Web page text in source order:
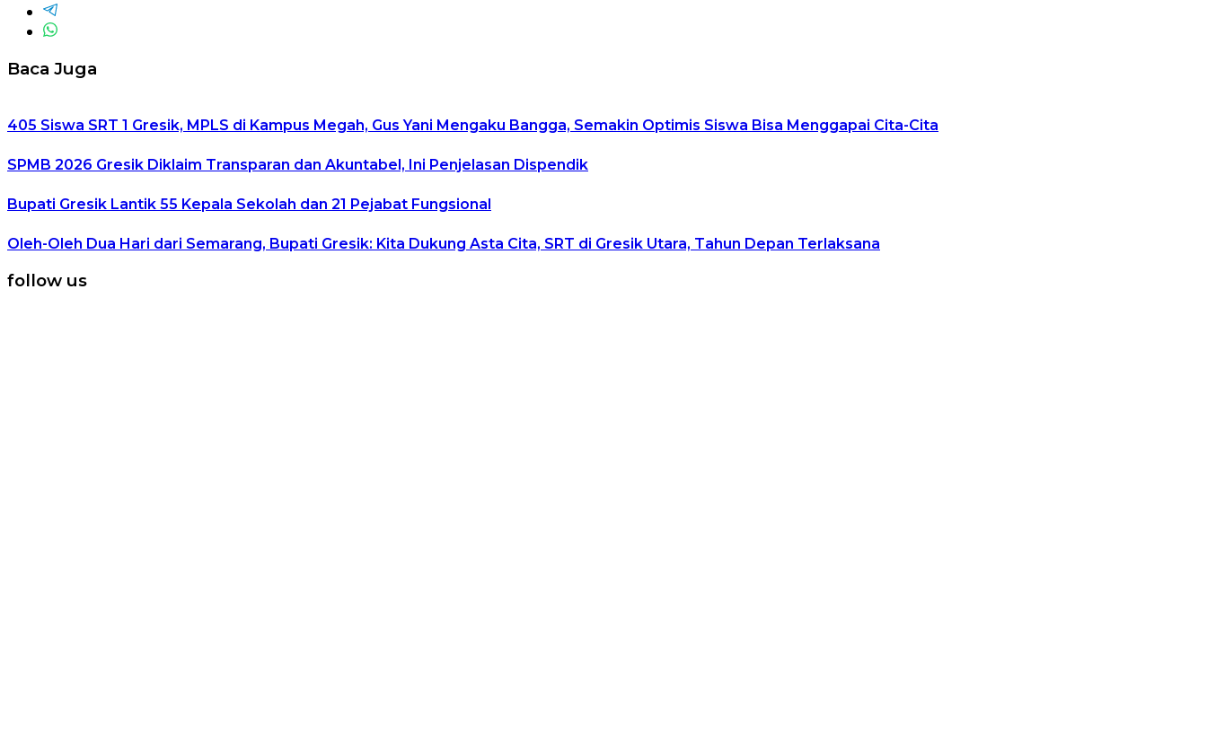
Baca Juga
405 Siswa SRT 1 Gresik, MPLS di Kampus Megah, Gus Yani Mengaku Bangga, Semakin Optimis Siswa Bisa Menggapai Cita-Cita
SPMB 2026 Gresik Diklaim Transparan dan Akuntabel, Ini Penjelasan Dispendik
Bupati Gresik Lantik 55 Kepala Sekolah dan 21 Pejabat Fungsional
Oleh-Oleh Dua Hari dari Semarang, Bupati Gresik: Kita Dukung Asta Cita, SRT di Gresik Utara, Tahun Depan Terlaksana
follow us